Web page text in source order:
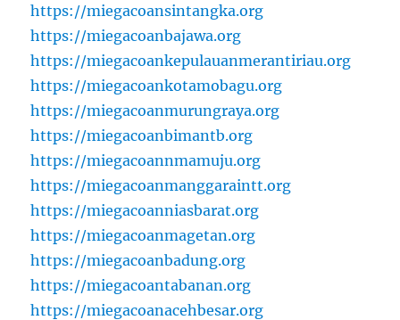
https://miegacoansintangka.org
https://miegacoanbajawa.org
https://miegacoankepulauanmerantiriau.org
https://miegacoankotamobagu.org
https://miegacoanmurungraya.org
https://miegacoanbimantb.org
https://miegacoannmamuju.org
https://miegacoanmanggaraintt.org
https://miegacoanniasbarat.org
https://miegacoanmagetan.org
https://miegacoanbadung.org
https://miegacoantabanan.org
https://miegacoanacehbesar.org